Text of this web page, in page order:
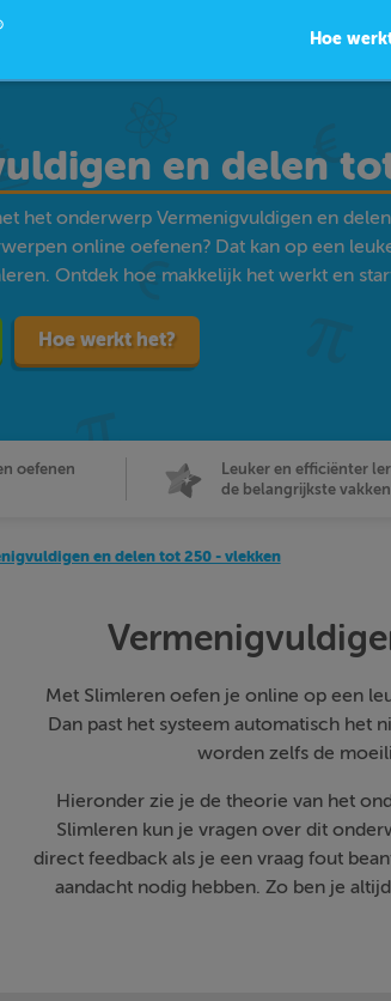
Hoe
en delen
het onderwerp Vermenigvuldigen en
online oefenen? Dat kan op een
Ontdek hoe makkelijk het werkt en
Hoe werkt het?
oefenen
Leuker en efficiënter
de belangrijkste vakken
en delen tot 250 - vlekken
Met Slimleren oefen je online op een
Dan past het systeem automatisch het
worden zelfs de
Hieronder zie je de theorie van het
Slimleren kun je vragen over dit
direct feedback als je een vraag fout
aandacht nodig hebben. Zo ben je